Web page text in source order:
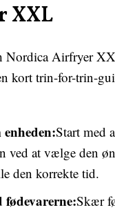
XXL
Nordica Airfryer
kort trin-for-trin-
Start med
ved at vælge den
den korrekte tid.
fødevarerne:Skær